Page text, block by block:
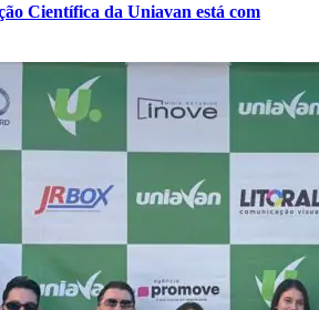
Científica da Uniavan está com